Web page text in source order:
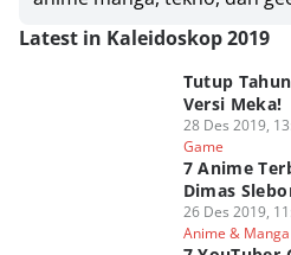
Latest in Kaleidoskop 2019
Tutup
Versi Meka!
28 Des 2019,
Game
7 Anime
Dimas
26 Des 2019,
Anime & Manga